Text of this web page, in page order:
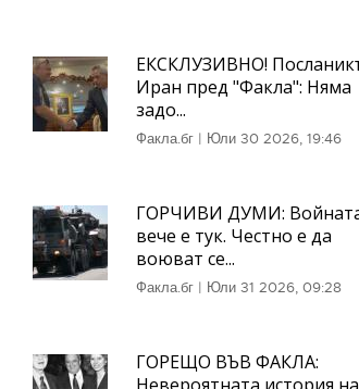
ЕКСКЛУЗИВНО!
Иран пред "Факла": Няма
задо...
Факла.бг | Юли 30 2026, 19:46
ГОРЧИВИ ДУМИ:
вече е тук. Честно е да
воюват се...
Факла.бг | Юли 31 2026, 09:28
ГОРЕЩО ВЪВ ФАКЛА: